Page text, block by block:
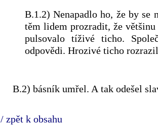
B.1.2) Nenapadlo ho, že by se
těm lidem prozradit, že
pulsovalo tíživé ticho.
odpovědi. Hrozivé ticho
B.2) básník umřel. A tak odešel
/ zpět k obsahu